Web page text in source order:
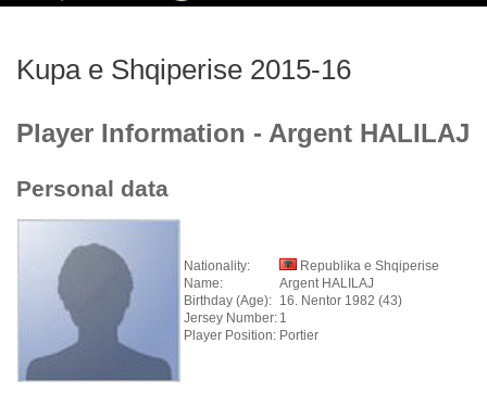
Kupa e Shqiperise 2015-16
Player Information - Argent HALILAJ
Personal data
Nationality:
Republika e Shqiperise
Name:
Argent HALILAJ
Birthday (Age): 16. Nentor 1982 (43)
Jersey Number: 1
Player Position: Portier